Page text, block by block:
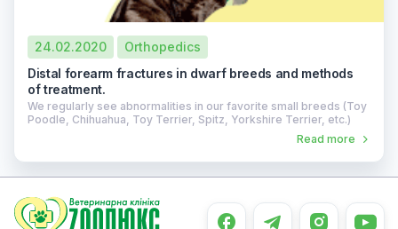
24.02.2020
Orthopedics
Distal forearm fractures in dwarf breeds and methods
of treatment.
We regularly see abnormalities in our favorite small breeds (Toy
Poodle, Chihuahua, Toy Terrier, Spitz, Yorkshire Terrier, etc.)
Read more